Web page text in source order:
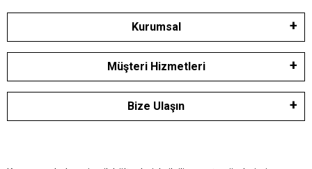
Kurumsal
Müşteri Hizmetleri
Bize Ulaşın